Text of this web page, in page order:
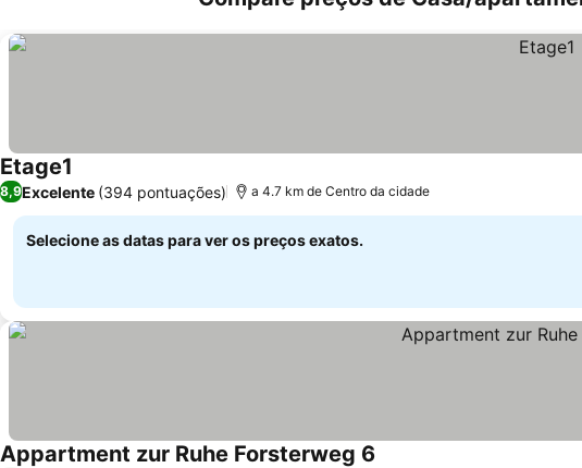
Etage1
8,9Excelente (394 pontuações) a 4.7 km de Centro da cidade
Selecione as datas para ver os preços exatos.
Appartment zur Ruhe Forsterweg 6